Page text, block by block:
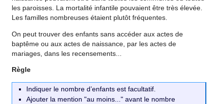
les paroisses. La mortalité infantile pouvaient être très élevée.
Les familles nombreuses étaient plutôt fréquentes.
On peut trouver des enfants sans accéder aux actes de
baptême ou aux actes de naissance, par les actes de
mariages, dans les recensements...
Règle
Indiquer le nombre d’enfants est facultatif.
Ajouter la mention "au moins..." avant le nombre